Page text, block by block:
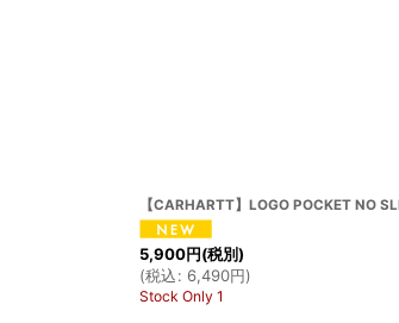
【CARHARTT】LOGO POCKET NO
5,900円(税別)
(税込: 6,490円)
Stock Only 1